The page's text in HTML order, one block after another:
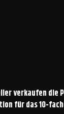
verkaufen die
für das 10-